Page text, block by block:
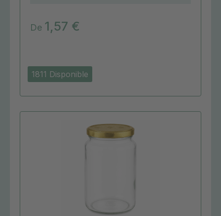
1811 Disponible
De 1,57 €